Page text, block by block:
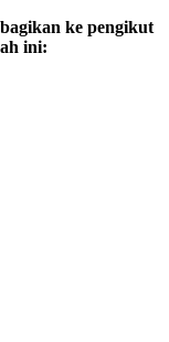
ke pengikut
ini: